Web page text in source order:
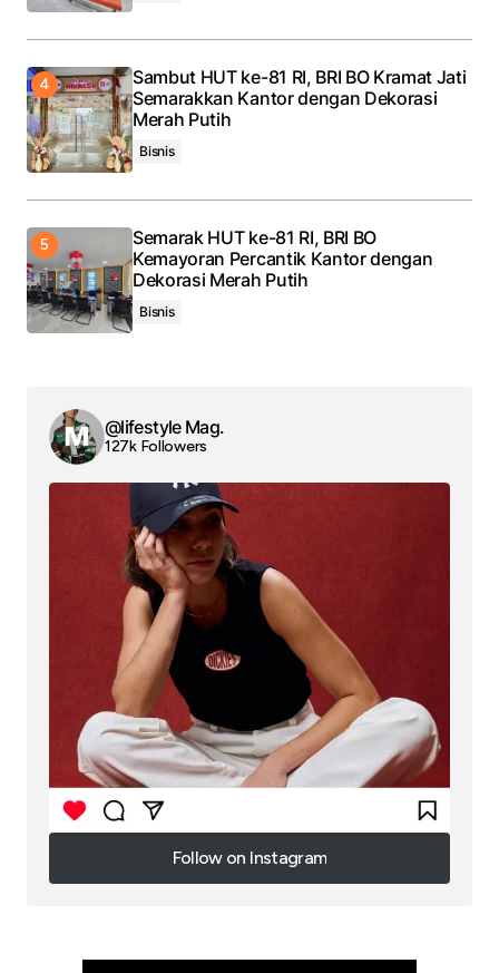
Sambut HUT ke-81 RI, BRI BO Kramat Jati
Semarakkan Kantor dengan Dekorasi
Merah Putih
Bisnis
Semarak HUT ke-81 RI, BRI BO
Kemayoran Percantik Kantor dengan
Dekorasi Merah Putih
Bisnis
@lifestyle Mag.
127k Followers
Follow on Instagram
Follow on Instagram